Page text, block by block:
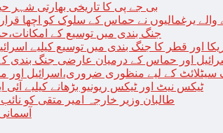
بی جے پی کا تاریخی بھارتی شہر
والے یرغمالیوں نے حماس کے سلوک کو اچھا
جنگ بندی میں توسیع کے
اور قطر کا جنگ بندی میں توسیع کیلیے
اور حماس کے درمیان عارضی جنگ بندی
سیٹلائٹ کے لیے منظوری ضروری،اسرائیل اور
ٹیکس نیٹ اور ٹیکس ریونیو بڑھانے کیلیے
طالبان وزیر خارجہ امیر متقی کو
آسمانی